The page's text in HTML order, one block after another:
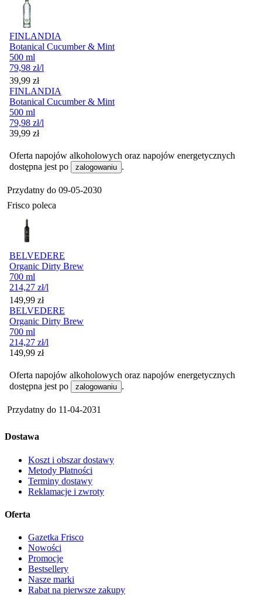
FINLANDIA
Botanical Cucumber & Mint
500 ml
79,98 zł/l
Cena
39,99 zł
FINLANDIA
Botanical Cucumber & Mint
500 ml
79,98 zł/l
Cena
39,99 zł
Oferta napojów alkoholowych oraz napojów energetycznych
dostępna jest po
zalogowaniu .
Przydatny do 09-05-2030
Frisco poleca
BELVEDERE
Organic Dirty Brew
700 ml
214,27 zł/l
Cena
149,99 zł
BELVEDERE
Organic Dirty Brew
700 ml
214,27 zł/l
Cena
149,99 zł
Oferta napojów alkoholowych oraz napojów energetycznych
dostępna jest po
zalogowaniu .
Przydatny do 11-04-2031
Dostawa
Koszt i obszar dostawy
Metody Płatności
Terminy dostawy
Reklamacje i zwroty
Oferta
Gazetka Frisco
Nowości
Promocje
Bestsellery
Nasze marki
Rabat na pierwsze zakupy